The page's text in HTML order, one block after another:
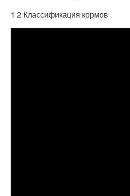
1 2 Классификация кормов